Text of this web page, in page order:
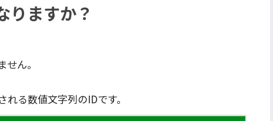
りますか？
ん。
る数値文字列のIDです。